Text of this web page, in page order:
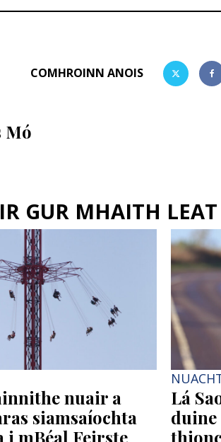
COMHROINN ANOIS
Mó
GUR MHAITH
nuair a
siamsaíochta
i mBéal Feirste
Lá
duine